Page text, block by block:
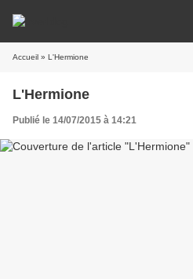
Accueil » L'Hermione
L'Hermione
Publié le 14/07/2015 à 14:21